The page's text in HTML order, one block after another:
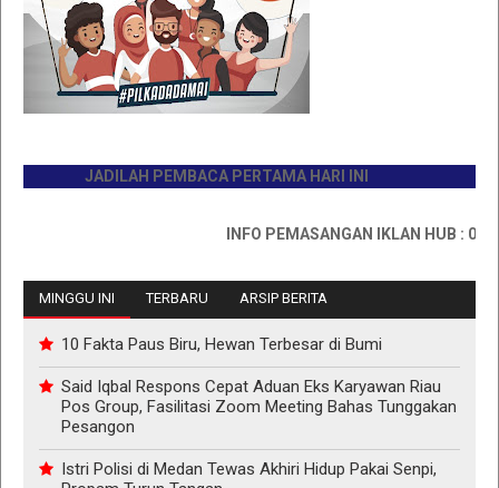
JADILAH PEMBACA PERTAMA HARI INI
INFO PEMASANGAN IKLAN HUB :
MINGGU INI TERBARU ARSIP BERITA
10 Fakta Paus Biru, Hewan Terbesar di Bumi
Said Iqbal Respons Cepat Aduan Eks Karyawan Riau
Pos Group, Fasilitasi Zoom Meeting Bahas Tunggakan
Pesangon
Istri Polisi di Medan Tewas Akhiri Hidup Pakai Senpi,